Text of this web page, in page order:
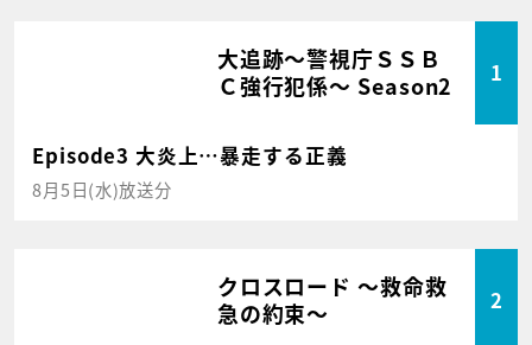
大追跡～警視庁ＳＳＢ
Ｃ強行犯係～ Season2
1
Episode3 大炎上…暴走する正義
8月5日(水)放送分
クロスロード ～救命救
急の約束～
2